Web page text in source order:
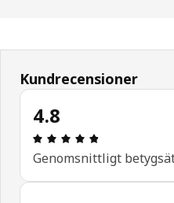
Kundrecensioner
4.8
Recension:
Genomsnittligt
Hoppa över kundrecensioner